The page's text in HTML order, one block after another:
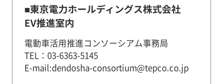
■東京電力ホールディングス株式会社
EV推進室内
電動車活用推進コンソーシアム事務局
TEL：03-6363-5145
E-mail:dendosha-consortium@tepco.co.jp